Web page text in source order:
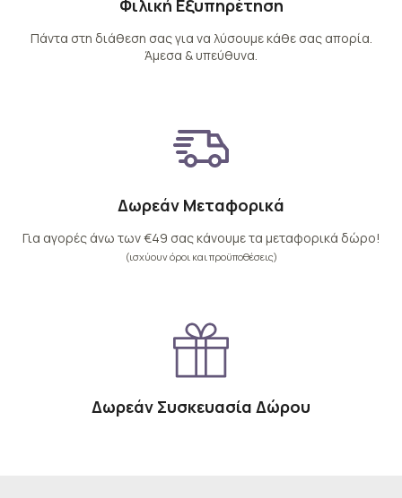
Φιλική Εξυπηρέτηση
Πάντα στη διάθεση σας για να λύσουμε κάθε σας απορία.
Άμεσα & υπεύθυνα.
Δωρεάν Μεταφορικά
Για αγορές άνω των €49 σας κάνουμε τα μεταφορικά δώρο!
(ισχύουν όροι και προϋποθέσεις)
Δωρεάν Συσκευασία Δώρου